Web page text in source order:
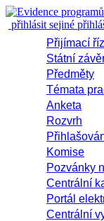
přihlásit sejiné
Přijímací
Státní
Předměty
Témata
Anketa
Rozvrh
Komise
Pozvánky
Centrální
Portál
Centrální